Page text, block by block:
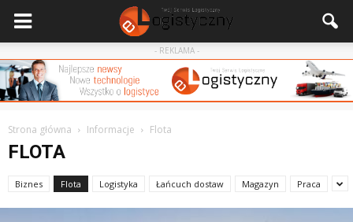
- REKLAMA -
Strona główna Informacje Flota
FLOTA
Biznes Flota Logistyka Łańcuch dostaw Magazyn Praca